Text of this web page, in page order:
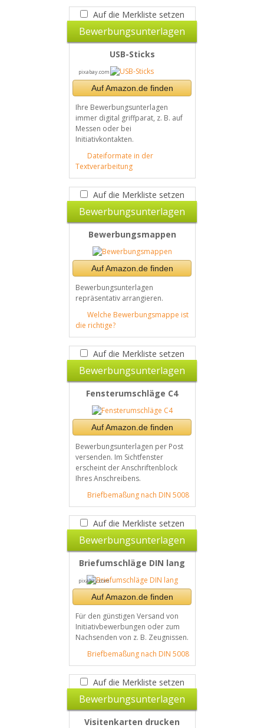
Auf die Merkliste setzen
Bewerbungsunterlagen
USB-Sticks
pixabay.com
Auf Amazon.de finden
Ihre Bewerbungsunterlagen
immer digital griffparat, z. B. auf
Messen oder bei
Initiativkontakten.
Dateiformate in der
Textverarbeitung
Auf die Merkliste setzen
Bewerbungsunterlagen
Bewerbungsmappen
Auf Amazon.de finden
Bewerbungsunterlagen
repräsentativ arrangieren.
Welche Bewerbungsmappe ist
die richtige?
Auf die Merkliste setzen
Bewerbungsunterlagen
Fensterumschläge C4
Auf Amazon.de finden
Bewerbungsunterlagen per Post
versenden. Im Sichtfenster
erscheint der Anschriftenblock
Ihres Anschreibens.
Briefbemaßung nach DIN 5008
Auf die Merkliste setzen
Bewerbungsunterlagen
Briefumschläge DIN lang
pixabay.com
Auf Amazon.de finden
Für den günstigen Versand von
Initiativbewerbungen oder zum
Nachsenden von z. B. Zeugnissen.
Briefbemaßung nach DIN 5008
Auf die Merkliste setzen
Bewerbungsunterlagen
Visitenkarten drucken